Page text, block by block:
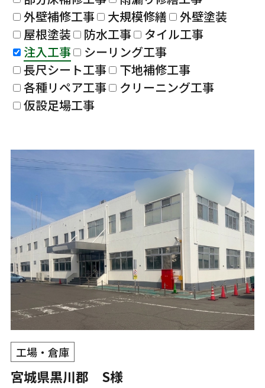
外壁補修工事
大規模修繕
外壁塗装
屋根塗装
防水工事
タイル工事
注入工事
シーリング工事
長尺シート工事
下地補修工事
各種リペア工事
クリーニング工事
仮設足場工事
工場・倉庫
宮城県黒川郡 S様